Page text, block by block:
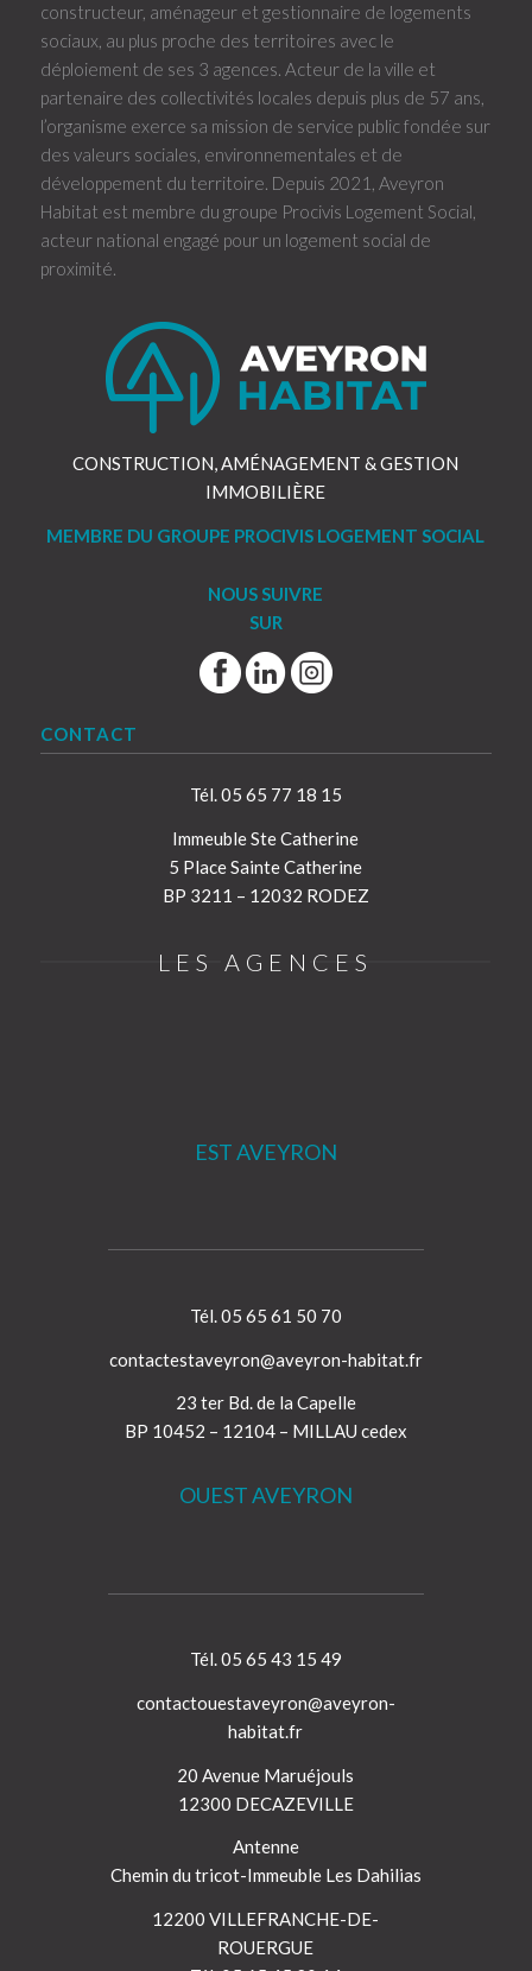
constructeur, aménageur et gestionnaire de logements
sociaux, au plus proche des territoires avec le
déploiement de ses 3 agences. Acteur de la ville et
partenaire des collectivités locales depuis plus de 57 ans,
l’organisme exerce sa mission de service public fondée sur
des valeurs sociales, environnementales et de
développement du territoire. Depuis 2021, Aveyron
Habitat est membre du groupe Procivis Logement Social,
acteur national engagé pour un logement social de
proximité.
CONSTRUCTION, AMÉNAGEMENT & GESTION
IMMOBILIÈRE
MEMBRE DU GROUPE PROCIVIS LOGEMENT SOCIAL
NOUS SUIVRE
SUR
CONTACT
Tél. 05 65 77 18 15
Immeuble Ste Catherine
5 Place Sainte Catherine
BP 3211 – 12032 RODEZ
LES AGENCES
EST AVEYRON
Tél. 05 65 61 50 70
contactestaveyron@aveyron-habitat.fr
23 ter Bd. de la Capelle
BP 10452 – 12104 – MILLAU cedex
OUEST AVEYRON
Tél. 05 65 43 15 49
contactouestaveyron@aveyron-
habitat.fr
20 Avenue Maruéjouls
12300 DECAZEVILLE
Antenne
Chemin du tricot-Immeuble Les Dahilias
12200 VILLEFRANCHE-DE-
ROUERGUE